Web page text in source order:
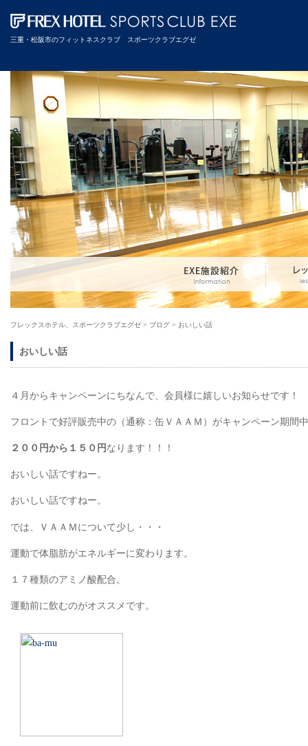
三重・松阪市のフィットネスクラブ スポーツクラブエグゼ
フレックスホテル、スポーツクラブエグゼ > ブログ > おいしい話
おいしい話
４月からキャンペーンにちなんで、会員様に嬉しいお知らせです！
フロントで好評販売中の（通称：缶ＶＡＡＭ）がキャンペーン期間中
２００円から１５０円なります！！！
おいしい話ですねー。
おいしい話ですねー。
では、ＶＡＡＭについて少し・・・
運動で体脂肪がエネルギーに変わります。
１７種類のアミノ酸配合。
運動前に飲むのがオススメです。